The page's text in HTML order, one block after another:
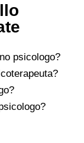
psicologo?